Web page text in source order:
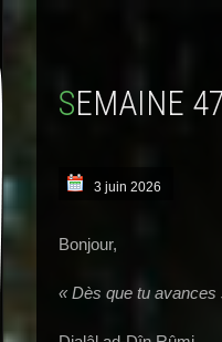
SEMAINE
3 juin 2026
Bonjour,
« Dès que tu